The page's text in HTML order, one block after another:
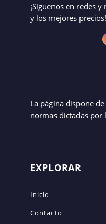
¡Siguenos en redes
y los mejores precios!
La página dispone
normas dictadas por
EXPLORAR
Inicio
Contacto